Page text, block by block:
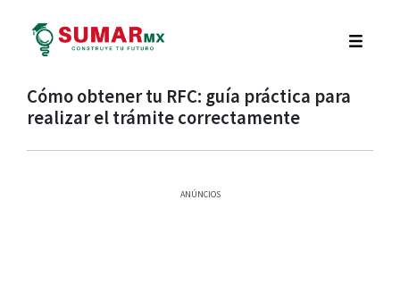
Cómo obtener tu RFC: guía práctica para
realizar el trámite correctamente
ANÚNCIOS